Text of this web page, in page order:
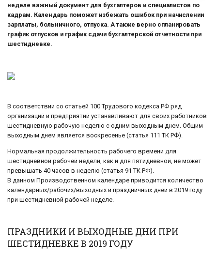
неделе важный документ для бухгалтеров и специалистов по
кадрам. Календарь поможет избежать ошибок при начислении
зарплаты, больничного, отпуска. А также верно спланировать
график отпусков и график сдачи бухгалтерской отчетности при
шестидневке.
В соответствии со статьей 100 Трудового кодекса РФ ряд
организаций и предприятий устанавливают для своих работников
шестидневную рабочую неделю с одним выходным днем. Общим
выходным днем является воскресенье (статья 111 ТК РФ).
Нормальная продолжительность рабочего времени для
шестидневной рабочей недели, как и для пятидневной, не может
превышать 40 часов в неделю (статья 91 ТК РФ).
В данном Производственном календаре приводится количество
календарных/рабочих/выходных и праздничных дней в 2019 году
при шестидневной рабочей неделе.
ПРАЗДНИКИ И ВЫХОДНЫЕ ДНИ ПРИ
ШЕСТИДНЕВКЕ В 2019 ГОДУ